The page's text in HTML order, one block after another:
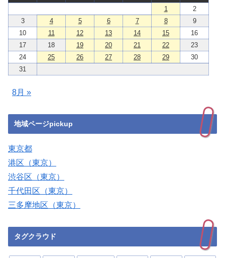
1
2
3
4 5 6 7 8
9
10
11 12 13 14 15
16
17
18 19 20 21 22
23
24
25 26 27 28 29
30
31
8月 »
地域ページpickup
東京都
港区（東京）
渋谷区（東京）
千代田区（東京）
三多摩地区（東京）
タグクラウド